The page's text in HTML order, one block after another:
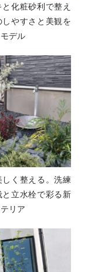
化粧砂利で整え
しやすさと美観を
デル
く整える。洗練
と立水栓で彩る新
リア